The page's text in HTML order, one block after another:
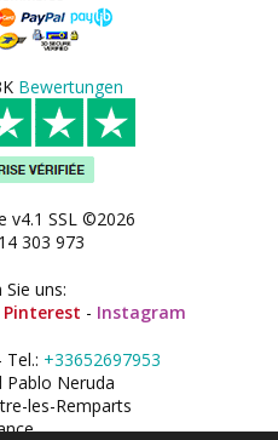
Bewertungen
v4.1 SSL ©2026
303 973
Sie uns:
Pinterest - Instagram
+33652697953
Pablo Neruda
les-Remparts